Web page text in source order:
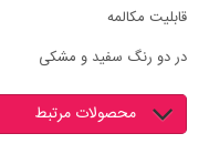
قابلیت مکالمه
در دو رنگ سفید و مشکی
محصولات مرتبط